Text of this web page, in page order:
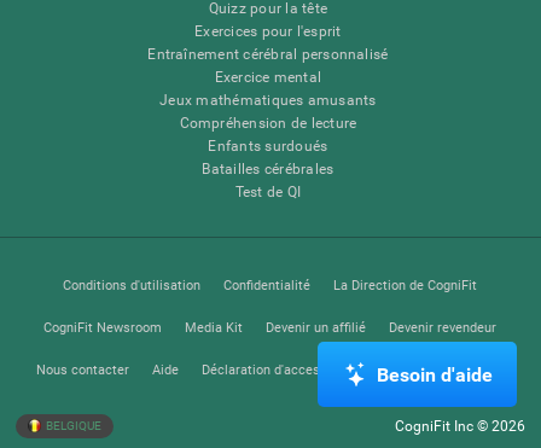
Quizz pour la tête
Exercices pour l'esprit
Entraînement cérébral personnalisé
Exercice mental
Jeux mathématiques amusants
Compréhension de lecture
Enfants surdoués
Batailles cérébrales
Test de QI
Conditions d'utilisation Confidentialité La Direction de CogniFit
CogniFit Newsroom Media Kit Devenir un affilié Devenir revendeur
Nous contacter Aide Déclaration d'accessibilité Centre de Confiance
BELGIQUE CogniFit Inc © 2026
Besoin d'aide